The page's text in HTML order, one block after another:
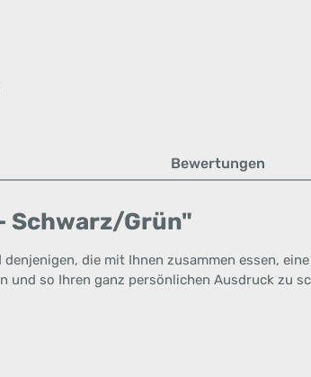
Bewertungen
Schwarz/Grün"
die mit Ihnen zusammen essen, eine
und so Ihren ganz persönlichen Ausdruck zu